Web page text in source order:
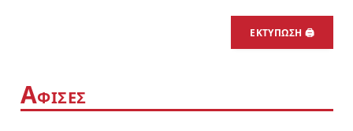
ΕΚΤΥΠΩΣΗ 🖨
ΑΦΙΣΕΣ